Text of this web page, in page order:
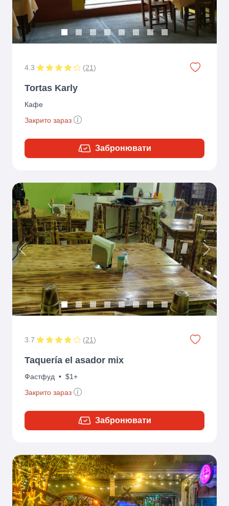
4.3 (21)
Tortas Karly
Кафе
Закрито зараз
Забронювати
Previous Next
3.7 (21)
Taquería el asador mix
Фастфуд • $1+
Закрито зараз
Забронювати